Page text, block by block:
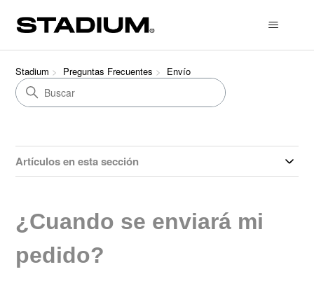
Stadium Preguntas Frecuentes Envío
Artículos en esta sección
¿Cuando se enviará mi
pedido?